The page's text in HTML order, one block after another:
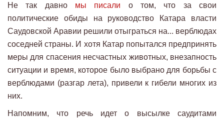
Не так давно мы писали о том, что за свои
политические обиды на руководство Катара власти
Саудовской Аравии решили отыграться на... верблюдах
соседней страны. И хотя Катар попытался предпринять
меры для спасения несчастных животных, внезапность
ситуации и время, которое было выбрано для борьбы с
верблюдами (разгар лета), привели к гибели многих из
них.
Напомним, что речь идет о высылке саудитами